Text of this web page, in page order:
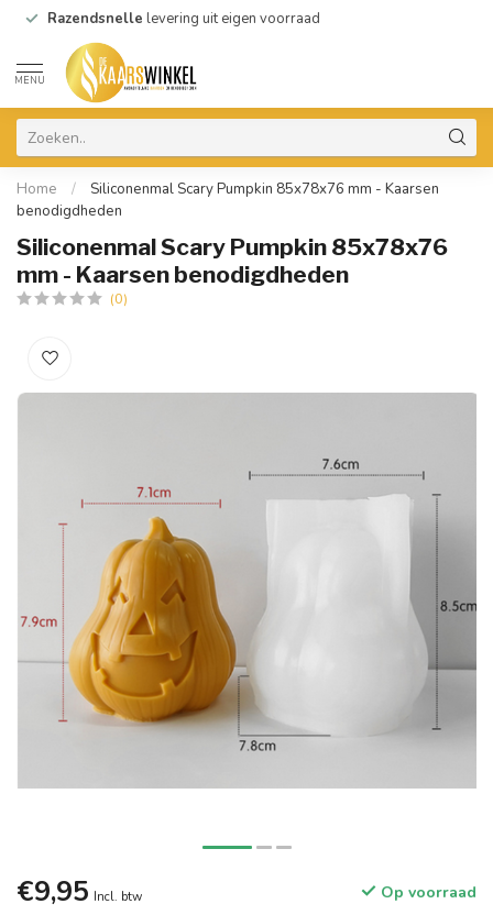
Razendsnelle levering uit eigen voorraad
MENU
Home /
Siliconenmal Scary Pumpkin 85x78x76 mm - Kaarsen
benodigdheden
Siliconenmal Scary Pumpkin 85x78x76
mm - Kaarsen benodigdheden
(0)
€9,95 Incl. btw Op voorraad